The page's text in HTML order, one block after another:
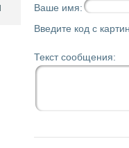
Ваше имя:
Введите код с
Текст сообщения: